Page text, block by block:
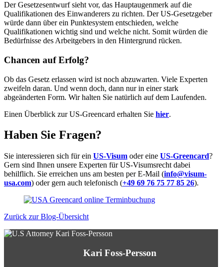
Der Gesetzesentwurf sieht vor, das Hauptaugenmerk auf die
Qualifikationen des Einwanderers zu richten. Der US-Gesetzgeber
würde dann über ein Punktesystem entschieden, welche
Qualifikationen wichtig sind und welche nicht. Somit würden die
Bedürfnisse des Arbeitgebers in den Hintergrund rücken.
Chancen auf Erfolg?
Ob das Gesetz erlassen wird ist noch abzuwarten. Viele Experten
zweifeln daran. Und wenn doch, dann nur in einer stark
abgeänderten Form. Wir halten Sie natürlich auf dem Laufenden.
Einen Überblick zur US-Greencard erhalten Sie hier.
Haben Sie Fragen?
Sie interessieren sich für ein US-Visum oder eine US-Greencard?
Gern sind Ihnen unsere Experten für US-Visumsrecht dabei
behilflich. Sie erreichen uns am besten per E-Mail (info@visum-
usa.com) oder gern auch telefonisch (+49 69 76 75 77 85 26).
Zurück zur Blog-Übersicht
Kari Foss-Persson